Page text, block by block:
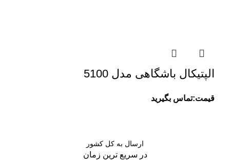
الپتیکال باشگاهی مدل 5100
قیمت:تماس بگیرید
ارسال به کل کشور
در سریع ترین زمان